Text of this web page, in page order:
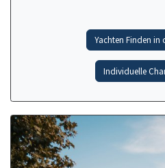
Yachten Finden in
Individuelle